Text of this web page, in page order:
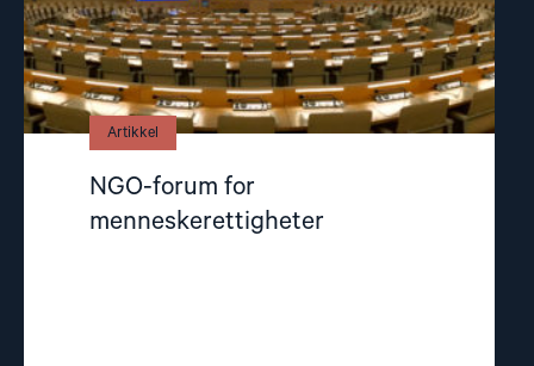
Artikkel
NGO-forum for
menneskerettigheter